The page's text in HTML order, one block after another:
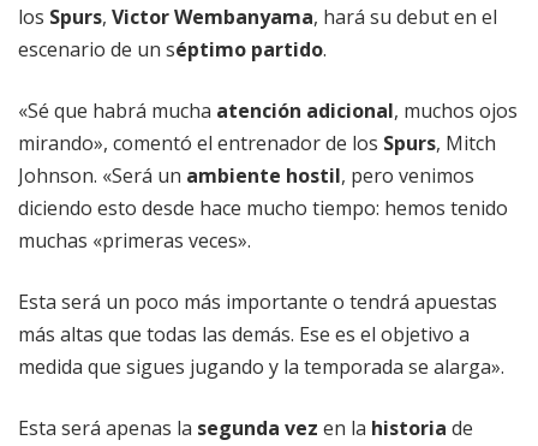
los Spurs, Victor Wembanyama, hará su debut en el
escenario de un séptimo partido.
«Sé que habrá mucha atención adicional, muchos ojos
mirando», comentó el entrenador de los Spurs, Mitch
Johnson. «Será un ambiente hostil, pero venimos
diciendo esto desde hace mucho tiempo: hemos tenido
muchas «primeras veces».
Esta será un poco más importante o tendrá apuestas
más altas que todas las demás. Ese es el objetivo a
medida que sigues jugando y la temporada se alarga».
Esta será apenas la segunda vez en la historia de